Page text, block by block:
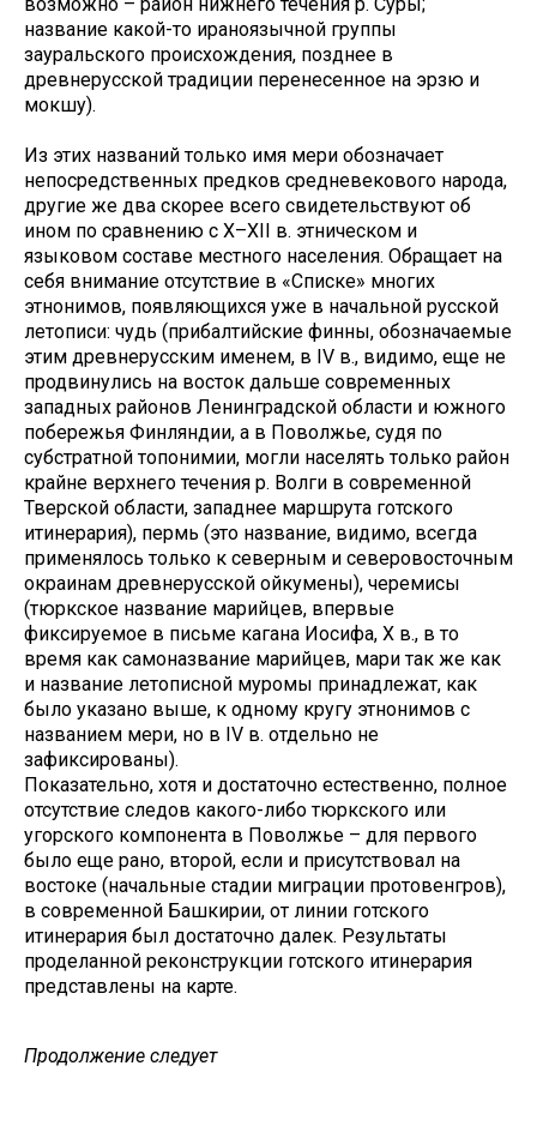
название какой-то ираноязычной группы
зауральского происхождения, позднее в
древнерусской традиции перенесенное на эрзю и
мокшу).
Из этих названий только имя мери обозначает
непосредственных предков средневекового народа,
другие же два скорее всего свидетельствуют об
ином по сравнению с X–XII в. этническом и
языковом составе местного населения. Обращает на
себя внимание отсутствие в «Списке» многих
этнонимов, появляющихся уже в начальной русской
летописи: чудь (прибалтийские финны, обозначаемые
этим древнерусским именем, в IV в., видимо, еще не
продвинулись на восток дальше современных
западных районов Ленинградской области и южного
побережья Финляндии, а в Поволжье, судя по
субстратной топонимии, могли населять только район
крайне верхнего течения р. Волги в современной
Тверской области, западнее маршрута готского
итинерария), пермь (это название, видимо, всегда
применялось только к северным и северовосточным
окраинам древнерусской ойкумены), черемисы
(тюркское название марийцев, впервые
фиксируемое в письме кагана Иосифа, X в., в то
время как самоназвание марийцев, мари так же как
и название летописной муромы принадлежат, как
было указано выше, к одному кругу этнонимов с
названием мери, но в IV в. отдельно не
зафиксированы).
Показательно, хотя и достаточно естественно, полное
отсутствие следов какого-либо тюркского или
угорского компонента в Поволжье – для первого
было еще рано, второй, если и присутствовал на
востоке (начальные стадии миграции протовенгров),
в современной Башкирии, от линии готского
итинерария был достаточно далек. Результаты
проделанной реконструкции готского итинерария
представлены на карте.
Продолжение следует